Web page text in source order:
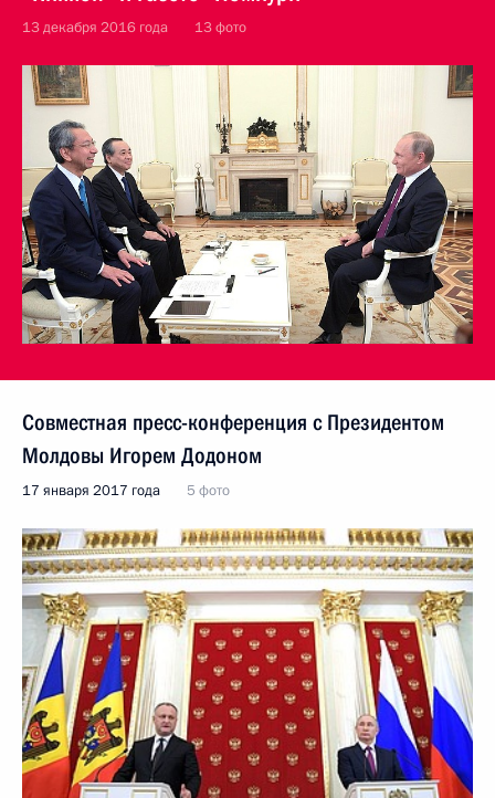
13 декабря 2016 года 13 фото
Совместная пресс-конференция с Президентом
Молдовы Игорем Додоном
17 января 2017 года 5 фото